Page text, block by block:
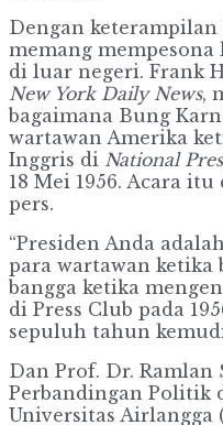
Dengan
memang
di luar negeri. Frank
New York Daily News,
bagaimana Bung
wartawan Amerika
Inggris di National
18 Mei 1956. Acara
pers.
“Presiden Anda
para wartawan ketika
bangga ketika
di Press Club pada
sepuluh tahun
Dan Prof. Dr.
Perbandingan Politik
Universitas Airlangga